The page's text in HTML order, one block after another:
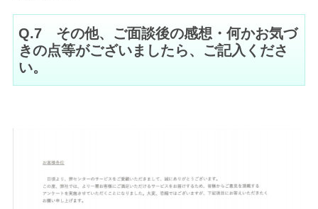
Q.7 その他、ご面談後の感想・何かお気づ
きの点等がございましたら、ご記入くださ
い。